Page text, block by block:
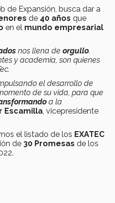
de Expansión, busca dar a
de 40 años que
en el mundo empresarial
nos llena de orgullo.
y academia, son quienes
el desarrollo de
de su vida, para que
a la
Escamilla , vicepresidente
el listado de los EXATEC
de 30 Promesas de los